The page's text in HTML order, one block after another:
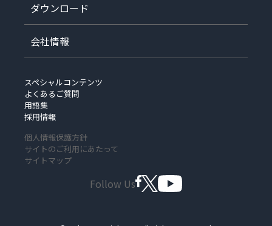
ダウンロード
会社情報
スペシャルコンテンツ
よくあるご質問
用語集
採用情報
個人情報保護方針
サイトのご利用にあたって
サイトマップ
Follow Us